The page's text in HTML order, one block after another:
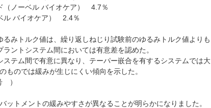
（ノーベル バイオケア） 4.7％
ル バイオケア） 2.4％
みトルク値は、繰り返しねじり試験前のゆるみトルク値よりも
ントシステム間においては有意差を認めた。
テム間で有意に異なり、テーパー嵌合を有するシステムでは大
ものでは緩みが生じにくい傾向を示した。
）
ットメントの緩みやすさが異なることが明らかになりました。